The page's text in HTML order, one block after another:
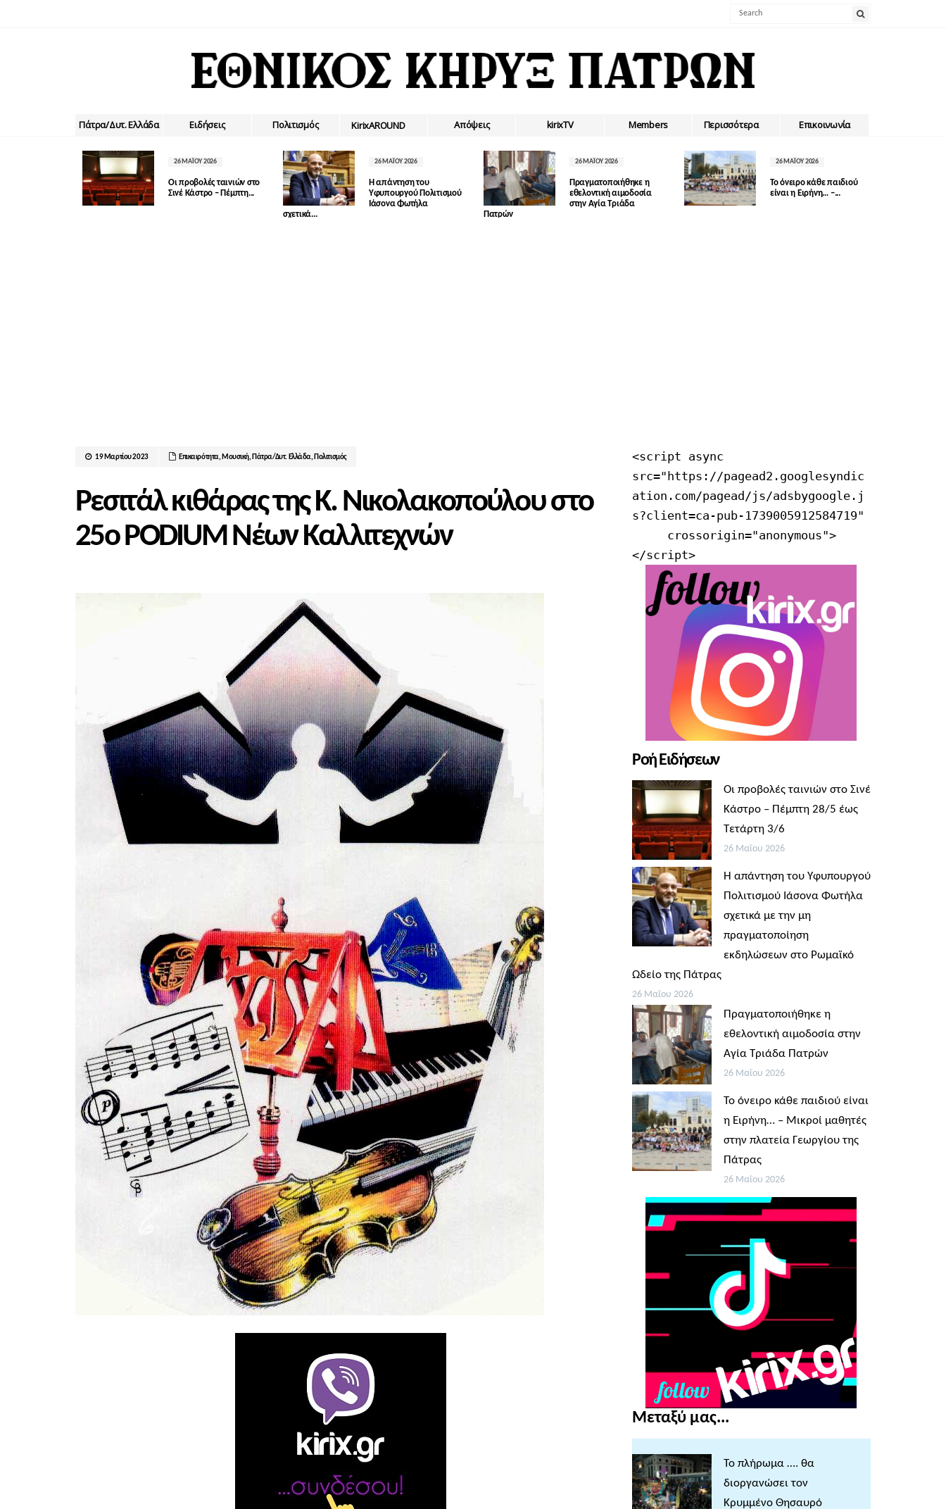
Πάτρα/Δυτ. Ελλάδα Ειδήσεις Πολιτισμός ΚirixAROUND Απόψεις kirixTV Members Περισσότερα Επικοινωνία
26 ΜΑΪ́ΟΥ 2026
Οι προβολές ταινιών στο
Σινέ Κάστρο – Πέμπτη...
26 ΜΑΪ́ΟΥ 2026
Η απάντηση του
Υφυπουργού Πολιτισμού
Ιάσονα Φωτήλα
σχετικά...
26 ΜΑΪ́ΟΥ 2026
Πραγματοποιήθηκε η
εθελοντική αιμοδοσία
στην Αγία Τριάδα
Πατρών
26 ΜΑΪ́ΟΥ 2026
Το όνειρο κάθε παιδιού
είναι η Ειρήνη… –...
19 Μαρτίου 2023 Επικαιρότητα,Μουσική,Πάτρα/Δυτ. Ελλάδα,Πολιτισμός
Ρεσιτάλ κιθάρας της Κ. Νικολακοπούλου στο
25ο PODIUM Νέων Καλλιτεχνών
<script async
src="https://pagead2.googlesyndic
ation.com/pagead/js/adsbygoogle.j
s?client=ca-pub-1739005912584719"
</script>
Ροή Ειδήσεων
Οι προβολές ταινιών στο Σινέ
Κάστρο – Πέμπτη 28/5 έως
Τετάρτη 3/6
26 Μαΐου 2026
Η απάντηση του Υφυπουργού
Πολιτισμού Ιάσονα Φωτήλα
σχετικά με την μη
πραγματοποίηση
εκδηλώσεων στο Ρωμαϊκό
Ωδείο της Πάτρας
26 Μαΐου 2026
Πραγματοποιήθηκε η
εθελοντική αιμοδοσία στην
Αγία Τριάδα Πατρών
26 Μαΐου 2026
Το όνειρο κάθε παιδιού είναι
η Ειρήνη… – Μικροί μαθητές
στην πλατεία Γεωργίου της
Πάτρας
26 Μαΐου 2026
Μεταξύ μας...
Το πλήρωμα …. θα
διοργανώσει τον
Κρυμμένο Θησαυρό